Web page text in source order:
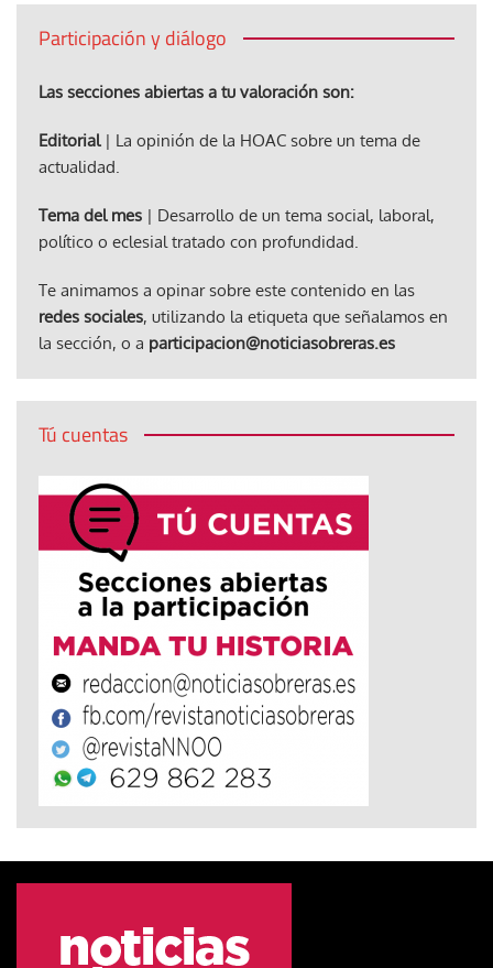
Participación y diálogo
Las secciones abiertas a tu valoración son:
Editorial| La opinión de la HOAC sobre un tema de
actualidad.
Tema del mes | Desarrollo de un tema social, laboral,
político o eclesial tratado con profundidad.
Te animamos a opinar sobre este contenido en las
redes sociales, utilizando la etiqueta que señalamos en
la sección, o a participacion@noticiasobreras.es
Tú cuentas